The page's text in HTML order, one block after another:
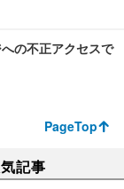
の不正アクセスで
PageTop
記事